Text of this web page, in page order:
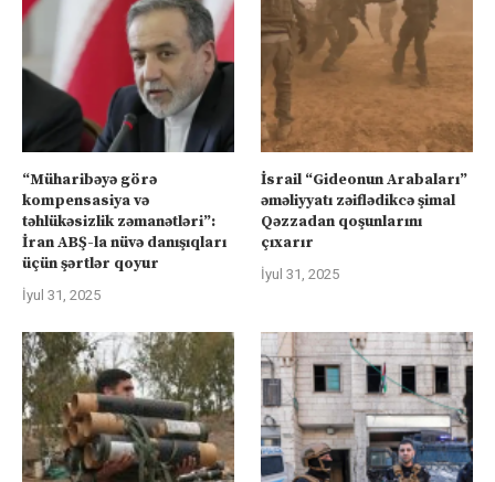
“Müharibəyə görə
kompensasiya və
təhlükəsizlik zəmanətləri”:
İran ABŞ-la nüvə danışıqları
üçün şərtlər qoyur
İyul 31, 2025
İsrail “Gideonun Arabaları”
əməliyyatı zəiflədikcə şimal
Qəzzadan qoşunlarını
çıxarır
İyul 31, 2025